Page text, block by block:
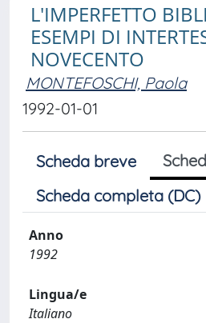
L'IMPERFETTO
ESEMPI DI
NOVECENTO
MONTEFOSCHI, Paola
1992-01-01
Scheda breve
Scheda completa (DC)
Anno
1992
Lingua/e
Italiano